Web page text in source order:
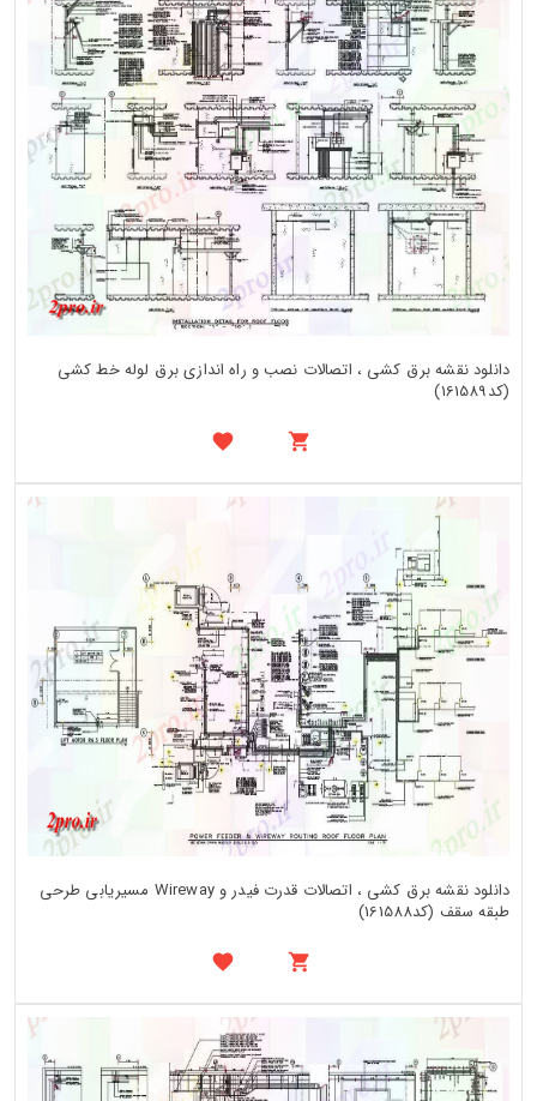
دانلود نقشه برق کشی ، اتصالات نصب و راه اندازی برق لوله خط کشی
(کد161589)
دانلود نقشه برق کشی ، اتصالات قدرت فیدر و Wireway مسیریابی طرحی
طبقه سقف (کد161588)